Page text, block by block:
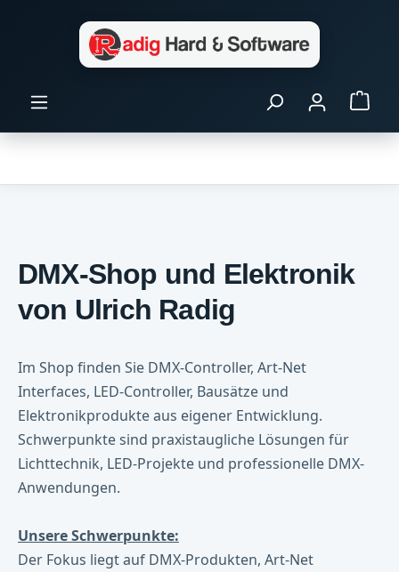
Zum Hauptinhalt springen
DMX-Shop und Elektronik
von Ulrich Radig
Im Shop finden Sie DMX-Controller, Art-Net
Interfaces, LED-Controller, Bausätze und
Elektronikprodukte aus eigener Entwicklung.
Schwerpunkte sind praxistaugliche Lösungen für
Lichttechnik, LED-Projekte und professionelle DMX-
Anwendungen.
Unsere Schwerpunkte:
Der Fokus liegt auf DMX-Produkten, Art-Net